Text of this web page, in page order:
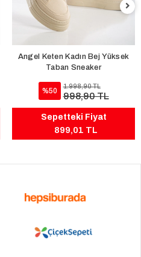
Angel Keten Kadın Bej Yüksek
Taban Sneaker
%50
1.998,90 TL
998,90 TL
Sepetteki Fiyat
899,01 TL